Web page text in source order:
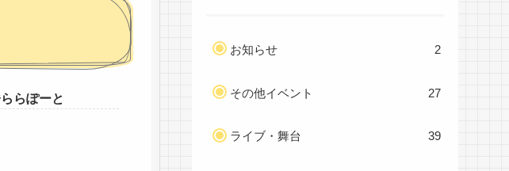
らぽーと
お知らせ 2
その他イベント 27
ライブ・舞台 39